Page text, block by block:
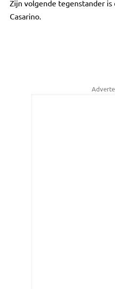
Zijn volgende tegenstander is
Casarino.